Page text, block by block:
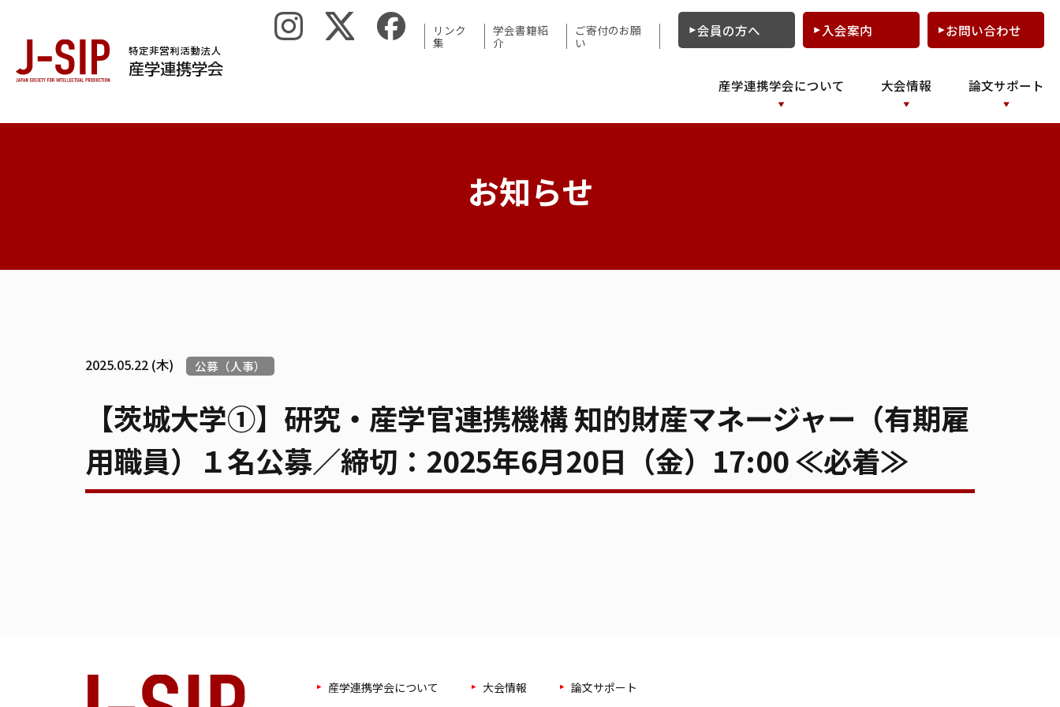
リンク
集
学会書籍紹
介
ご寄付のお願
い
会員の方へ 入会案内 お問い合わせ
産学連携学会について 大会情報 論文サポート
お知らせ
2025.05.22 (木) 公募（人事）
【茨城大学①】研究・産学官連携機構 知的財産マネージャー（有期雇
用職員）１名公募／締切：2025年6月20日（金）17:00 ≪必着≫
産学連携学会について 大会情報 論文サポート